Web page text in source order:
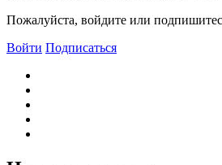
Пожалуйста, войдите или
Войти Подписаться